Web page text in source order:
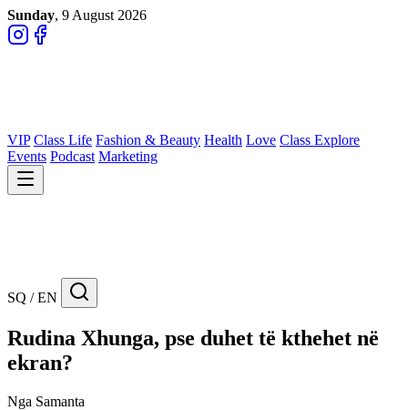
Sunday, 9 August 2026
VIP Class Life Fashion & Beauty Health Love Class Explore
Events Podcast Marketing
SQ / EN
Rudina Xhunga, pse duhet të kthehet në
ekran?
Nga Samanta